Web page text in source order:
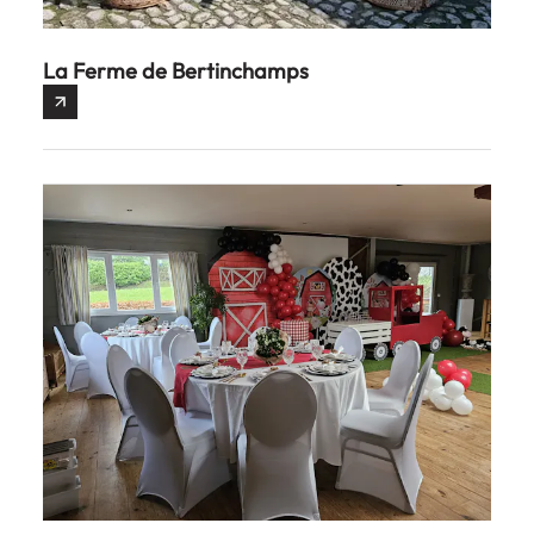
La Ferme de Bertinchamps